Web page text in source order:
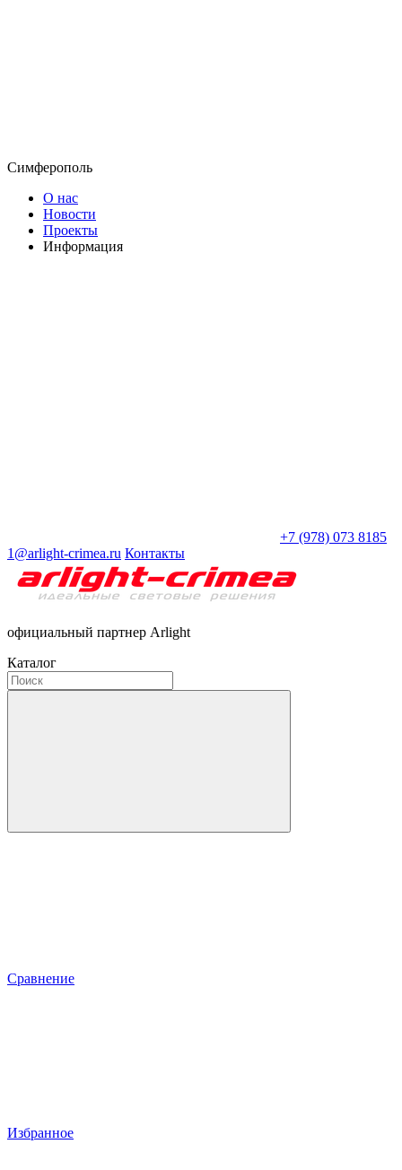
Симферополь
О нас
Новости
Проекты
Информация
+7 (978) 073 8185
1@arlight-crimea.ru Контакты
официальный партнер Arlight
Каталог
Сравнение
Избранное